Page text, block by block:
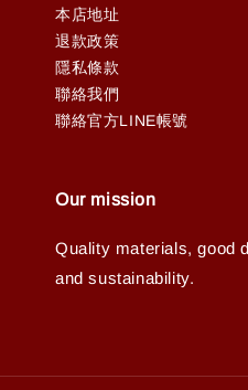
本店地址
退款政策
隱私條款
聯絡我們
聯絡官方LINE帳號
Our mission
Quality materials, good
and sustainability.